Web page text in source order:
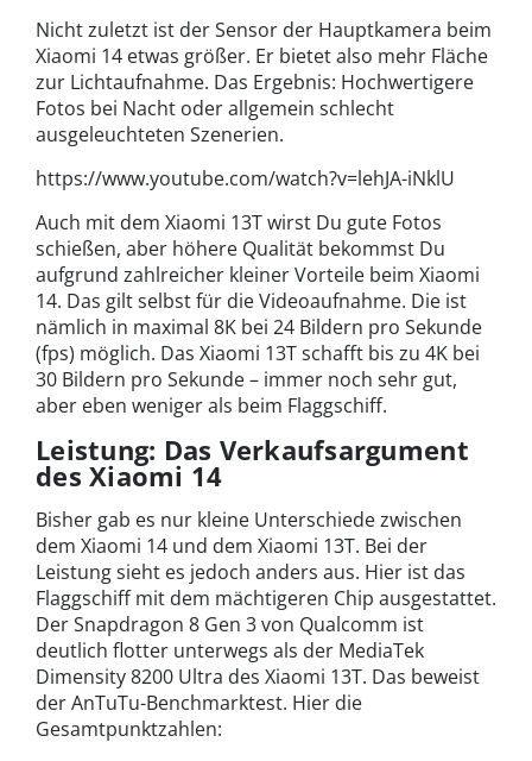
Nicht zuletzt ist der Sensor der Hauptkamera beim
Xiaomi 14 etwas größer. Er bietet also mehr Fläche
zur Lichtaufnahme. Das Ergebnis: Hochwertigere
Fotos bei Nacht oder allgemein schlecht
ausgeleuchteten Szenerien.
https://www.youtube.com/watch?v=lehJA-iNklU
Auch mit dem Xiaomi 13T wirst Du gute Fotos
schießen, aber höhere Qualität bekommst Du
aufgrund zahlreicher kleiner Vorteile beim Xiaomi
14. Das gilt selbst für die Videoaufnahme. Die ist
nämlich in maximal 8K bei 24 Bildern pro Sekunde
(fps) möglich. Das Xiaomi 13T schafft bis zu 4K bei
30 Bildern pro Sekunde – immer noch sehr gut,
aber eben weniger als beim Flaggschiff.
Leistung: Das Verkaufsargument
des Xiaomi 14
Bisher gab es nur kleine Unterschiede zwischen
dem Xiaomi 14 und dem Xiaomi 13T. Bei der
Leistung sieht es jedoch anders aus. Hier ist das
Flaggschiff mit dem mächtigeren Chip ausgestattet.
Der Snapdragon 8 Gen 3 von Qualcomm ist
deutlich flotter unterwegs als der MediaTek
Dimensity 8200 Ultra des Xiaomi 13T. Das beweist
der AnTuTu-Benchmarktest. Hier die
Gesamtpunktzahlen: